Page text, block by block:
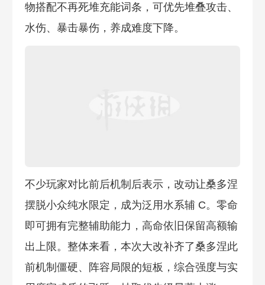
物搭配不再死堆充能词条，可优先堆叠攻击、
水伤、暴击暴伤，养成难度下降。
不少玩家对比前后机制后表示，改动让桑多涅
摆脱小众纯水限定，成为泛用水系辅 C。零命
即可拥有完整辅助能力，高命依旧保留高额输
出上限。整体来看，本次大改补齐了桑多涅此
前机制僵硬、阵容局限的短板，综合强度与实